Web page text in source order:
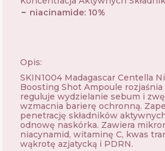
niacinamide: 10%
Opis:
SKIN1004 Madagascar Centella
Boosting Shot Ampoule
reguluje wydzielanie sebum i
wzmacnia barierę ochronną.
penetrację składników
odnowę naskórka. Zawiera
niacynamid, witaminę C, kwas
wąkrotę azjatycką i PDRN.